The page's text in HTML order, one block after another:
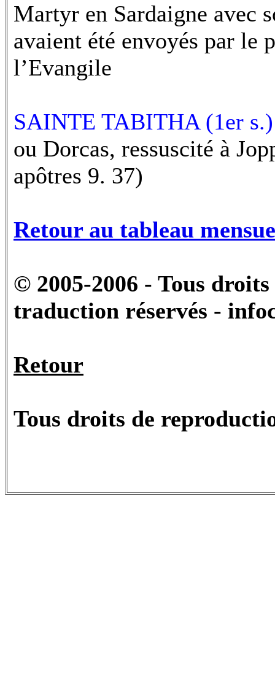
Martyr en Sardaigne avec
avaient été envoyés par le
l’Evangile
SAINTE TABITHA (1er s.)
ou Dorcas, ressuscité à
apôtres 9. 37)
Retour au tableau
© 2005-2006 - Tous
traduction réservés -
Retour
Tous droits de